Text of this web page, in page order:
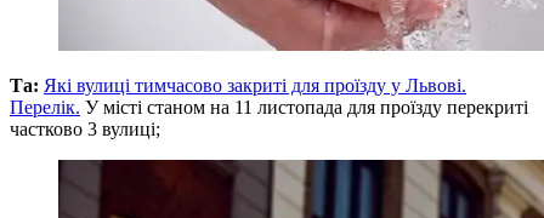
Та: Які вулиці тимчасово закриті для проїзду у Львові.
Перелік. У місті станом на 11 листопада для проїзду перекриті
частково 3 вулиці;